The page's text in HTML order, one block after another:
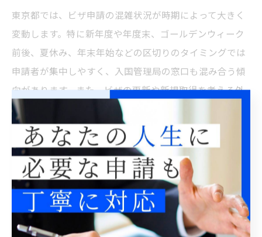
東京都では、ビザ申請の混雑状況が時期によって大きく
変動します。特に新年度や年度末、ゴールデンウィーク
前後、夏休み、年末年始などの区切りのタイミングでは
申請者が集中しやすく、入国管理局の窓口も混み合う傾
向があります。また、ビザの更新や新規取得を考える外
国人が増えるため、申請窓口の待ち時間が長くなりやす
いのが特徴です。
例えば、4月や10月は新生活を始める人が多く、申請件
数が増加します。そのため、この時期は通常よりも手続
きにかかる日数が延びるケースが見られます。逆に、年
明け直後や大型連休明け以外の平常月は比較的窓口が空
いており、スムーズな申請がしやすい時期と言えるでし